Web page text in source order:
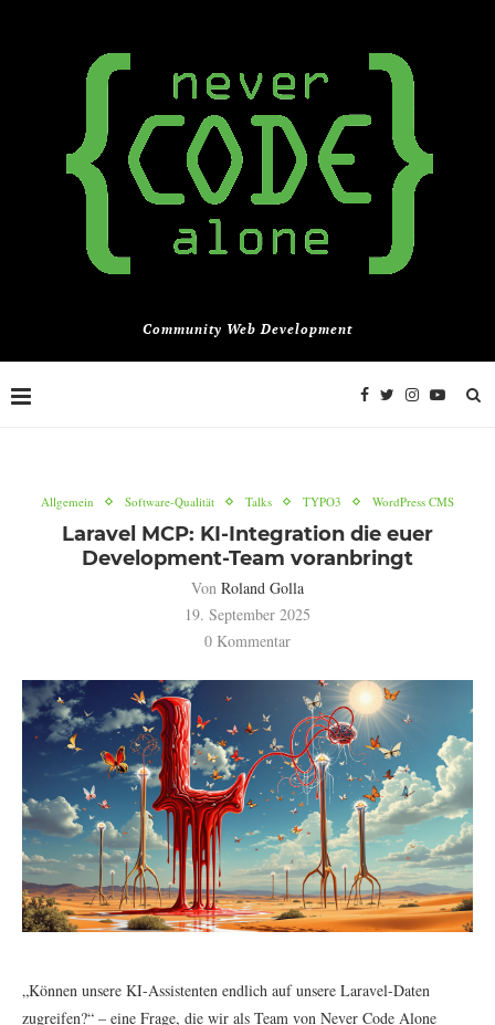
Community Web Development
Allgemein Software-Qualität Talks TYPO3 WordPress CMS
Laravel MCP: KI-Integration die euer
Development-Team voranbringt
Von Roland Golla
19. September 2025
0 Kommentar
„Können unsere KI-Assistenten endlich auf unsere Laravel-Daten
zugreifen?“ – eine Frage, die wir als Team von Never Code Alone